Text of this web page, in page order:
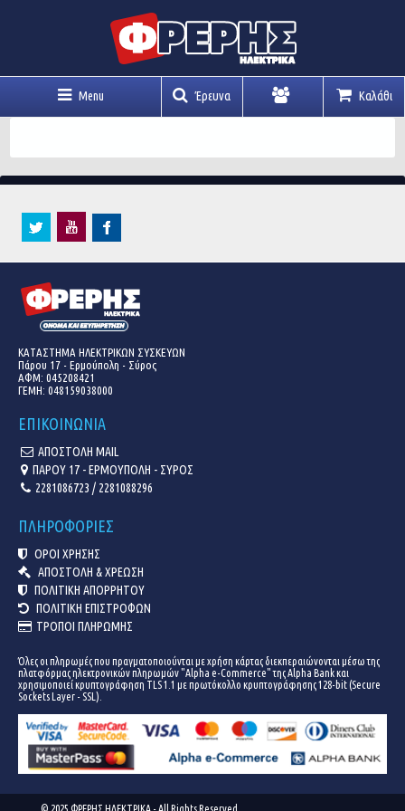
Menu Έρευνα Καλάθι
ΚΑΤΑΣΤΗΜΑ ΗΛΕΚΤΡΙΚΩΝ ΣΥΣΚΕΥΩΝ
Πάρου 17 - Ερμούπολη - Σύρος
ΑΦΜ: 045208421
ΓΕΜΗ: 048159038000
ΕΠΙΚΟΙΝΩΝΙΑ
ΑΠΟΣΤΟΛΗ MAIL
ΠΑΡΟΥ 17 - ΕΡΜΟΥΠΟΛΗ - ΣΥΡΟΣ
2281086723 / 2281088296
ΠΛΗΡΟΦΟΡΙΕΣ
ΟΡΟΙ ΧΡΗΣΗΣ
ΑΠΟΣΤΟΛΗ & ΧΡΕΩΣΗ
ΠΟΛΙΤΙΚΗ ΑΠΟΡΡΗΤΟΥ
ΠΟΛΙΤΙΚΗ ΕΠΙΣΤΡΟΦΩΝ
ΤΡΟΠΟΙ ΠΛΗΡΩΜΗΣ
Όλες οι πληρωμές που πραγματοποιούνται με χρήση κάρτας διεκπεραιώνονται μέσω της
πλατφόρμας ηλεκτρονικών πληρωμών "Alpha e-Commerce" της Alpha Bank και
χρησιμοποιεί κρυπτογράφηση TLS 1.1 με πρωτόκολλο κρυπτογράφησης 128-bit (Secure
Sockets Layer - SSL).
© 2025 ΦΡΕΡΗΣ ΗΛΕΚΤΡΙΚΑ - All Rights Reserved.